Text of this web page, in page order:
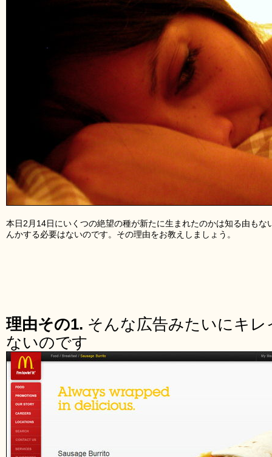
本日2月14日にいくつの絶望の種が新たに生まれたのかは知る由も
んかする必要はないのです。その理由をお教えしましょう。
理由その1. そんな広告みたいにキ
ないのです